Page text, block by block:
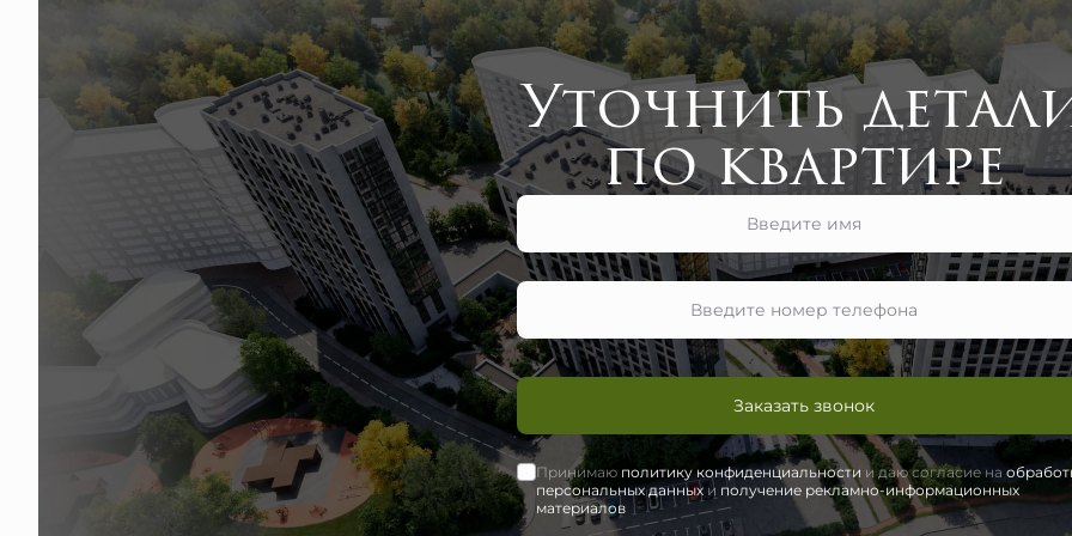
Уточнить
по квартире
Заказать звонок
Принимаю политику конфиденциальности и даю согласие на
персональных данныхи получение рекламно-информационных
материалов